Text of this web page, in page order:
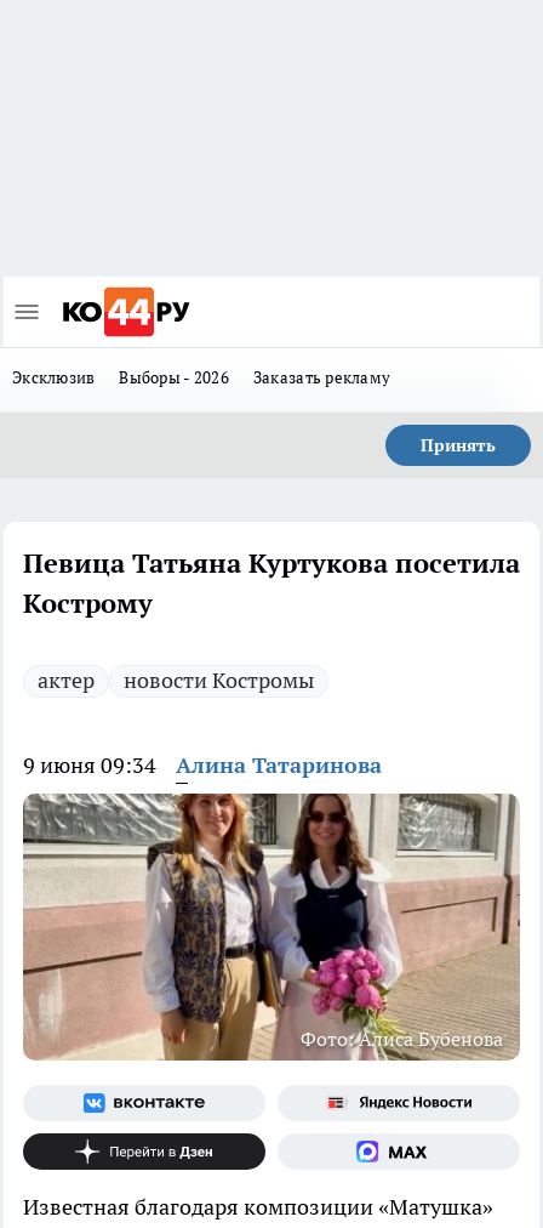
Эксклюзив Выборы - 2026 Заказать рекламу
Принять
Певица Татьяна Куртукова посетила
Кострому
актер новости Костромы
9 июня 09:34 Алина Татаринова
Фото: Алиса Бубенова
Известная благодаря композиции «Матушка»